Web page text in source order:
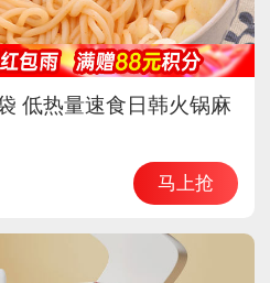
低热量速食日韩火锅麻
马上抢